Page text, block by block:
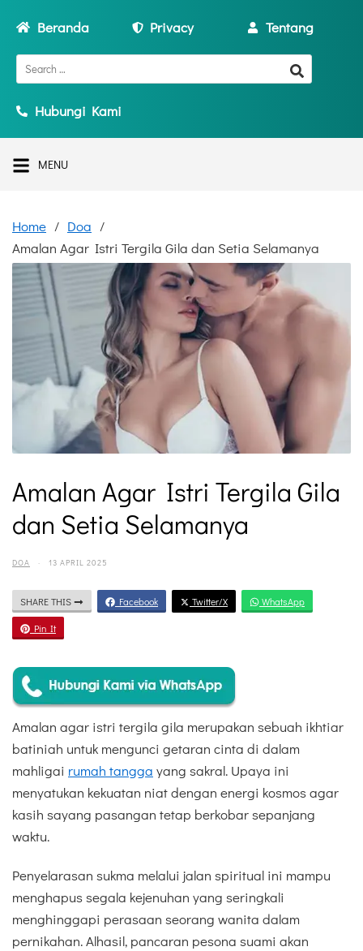
Beranda Privacy Tentang
Hubungi Kami
MENU
Home
Doa
Amalan Agar Istri Tergila Gila dan Setia Selamanya
Amalan Agar Istri Tergila Gila
dan Setia Selamanya
DOA · 13 APRIL 2025
SHARE THIS Facebook Twitter/X WhatsApp
Pin It
Amalan agar istri tergila gila merupakan sebuah ikhtiar
batiniah untuk mengunci getaran cinta di dalam
mahligai rumah tangga yang sakral. Upaya ini
menyatukan kekuatan niat dengan energi kosmos agar
kasih sayang pasangan tetap berkobar sepanjang
waktu.
Penyelarasan sukma melalui jalan spiritual ini mampu
menghapus segala kejenuhan yang seringkali
menghinggapi perasaan seorang wanita dalam
pernikahan. Alhasil, pancaran pesona suami akan